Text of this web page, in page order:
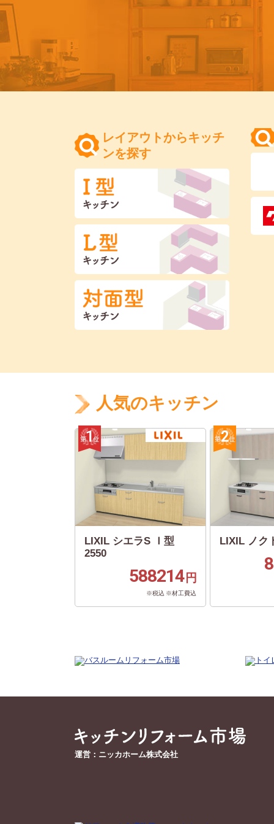
レイアウトからキッチ
ンを探す
人気のキッチン
LIXIL シエラS Ｉ型
2550
588214 円
※税込 ※材工費込
LIXIL ノク
運営：ニッカホーム株式会社